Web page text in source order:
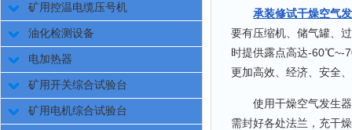
矿用控温电缆压号机
油化检测设备
电加热器
矿用开关综合试验台
矿用电机综合试验台
承装修试干燥空气
要有压缩机、储气罐、
时提供露点高达-60℃~-
更加高效、经济、安全
使用干燥空气发生器
需封好各处法兰，充干